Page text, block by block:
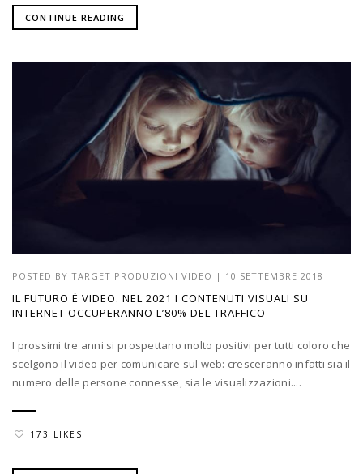
CONTINUE READING
POSTED BY TARGET PRODUZIONI VIDEO | 10 SETTEMBRE 2018
IL FUTURO È VIDEO. NEL 2021 I CONTENUTI VISUALI SU
INTERNET OCCUPERANNO L’80% DEL TRAFFICO
I prossimi tre anni si prospettano molto positivi per tutti coloro che
scelgono il video per comunicare sul web: cresceranno infatti sia il
numero delle persone connesse, sia le visualizzazioni....
173 LIKES